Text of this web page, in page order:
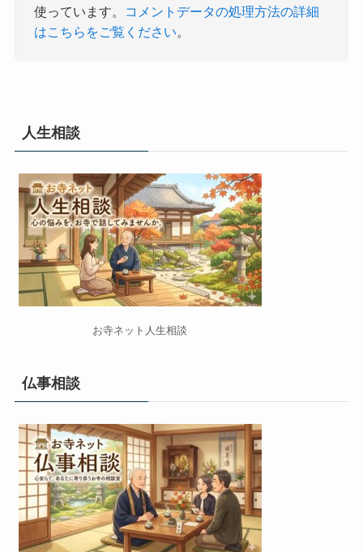
使っています。
コメントデータの処理方法の詳細
はこちらをご覧ください。
人生相談
お寺ネット人生相談
仏事相談